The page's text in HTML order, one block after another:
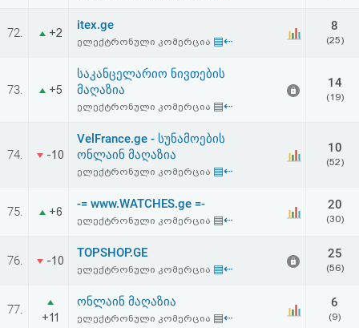
72. +2
itex.ge
ელექტრონული კომერცია ▤⇠
8
(25)
73. +5
საკანცელარიო ნივთების
მაღაზია
ელექტრონული კომერცია ▤⇠
14
(19)
74. -10
VelFrance.ge - სუნამოების
ონლაინ მაღაზია
ელექტრონული კომერცია ▤⇠
10
(52)
75. +6
-= www.WATCHES.ge =-
ელექტრონული კომერცია ▤⇠
20
(30)
76. -10
TOPSHOP.GE
ელექტრონული კომერცია ▤⇠
25
(56)
77.
+11
ონლაინ მაღაზია
ელექტრონული კომერცია ▤⇠
6
(9)